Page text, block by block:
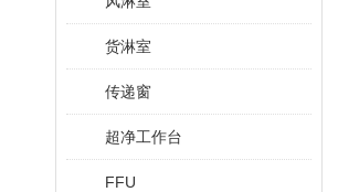
货淋室
传递窗
超净工作台
FFU